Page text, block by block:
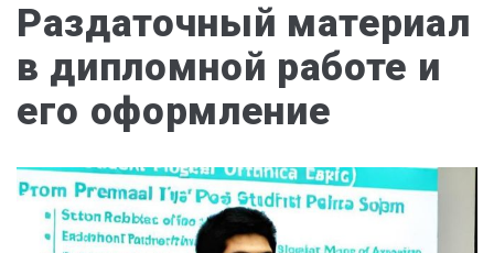
Раздаточный материал
в дипломной работе и
его оформление